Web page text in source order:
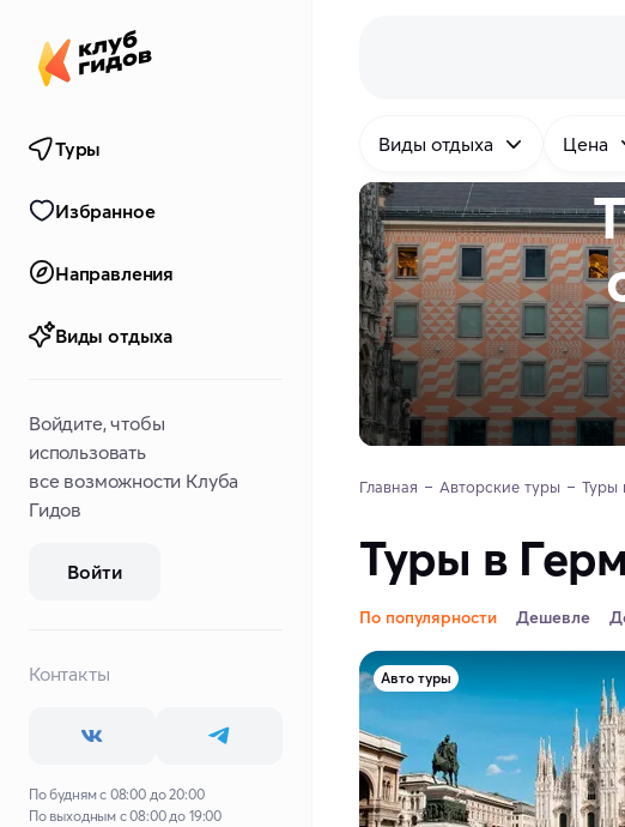
Туры
Избранное
Направления
Виды отдыха
Войдите, чтобы
использовать
все возможности Клуба
Гидов
Войти
Контакты
По будням с 08:00 до 20:00
По выходным с 08:00 до 19:00
Виды отдыха Цена
Главная Авторские туры Туры
Туры в
По популярности Дешевле
Авто туры